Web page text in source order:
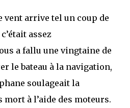
vent arrive tel un coup de
assez
a fallu une vingtaine de
le bateau à la navigation,
soulageait la
à l’aide des moteurs.